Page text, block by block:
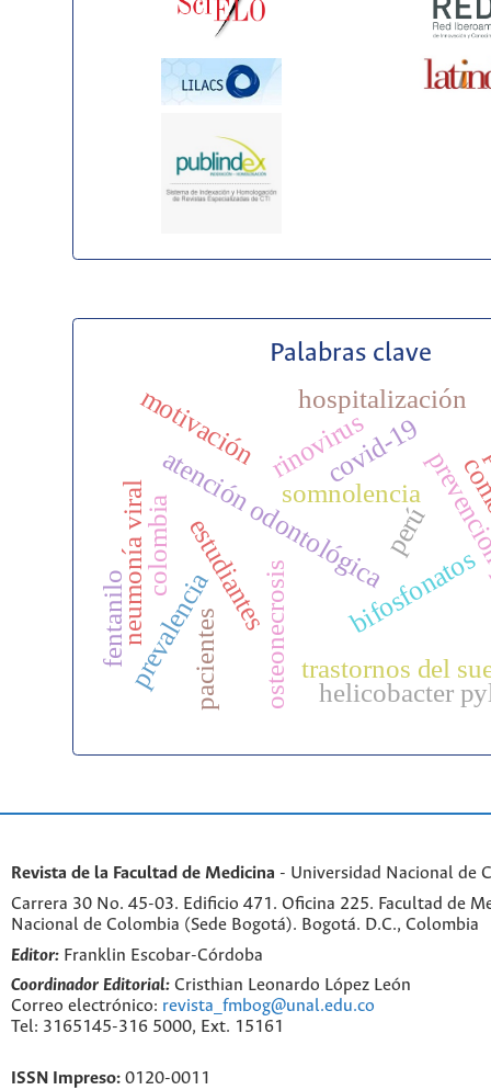
Palabras clave
bifosfonatos
osteonecrosis
atención odontológica
somnolencia
estudiantes
trastornos del
prevalencia
covid-19
rinovirus
neumonía viral
hospitalización
helicobacter
colombia
pacientes
perú
motivación
fentanilo
Revista de la Facultad de Medicina - Universidad Nacional de
Carrera 30 No. 45-03. Edificio 471. Oficina 225. Facultad de
Nacional de Colombia (Sede Bogotá). Bogotá. D.C., Colombia
Editor: Franklin Escobar-Córdoba
Coordinador Editorial: Cristhian Leonardo López León
Correo electrónico: revista_fmbog@unal.edu.co
Tel: 3165145-316 5000, Ext. 15161
ISSN Impreso: 0120-0011